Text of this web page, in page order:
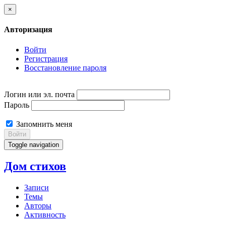
×
Авторизация
Войти
Регистрация
Восстановление пароля
Логин или эл. почта
Пароль
Запомнить меня
Войти
Toggle navigation
Дом стихов
Записи
Темы
Авторы
Активность